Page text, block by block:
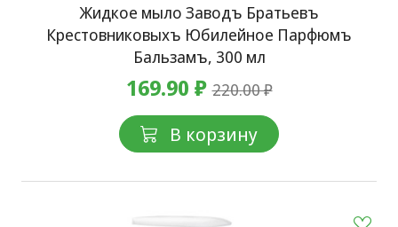
Жидкое мыло Заводъ Братьевъ
Крестовниковыхъ Юбилейное Парфюмъ
Бальзамъ, 300 мл
169.90 ₽220.00 ₽
В корзину